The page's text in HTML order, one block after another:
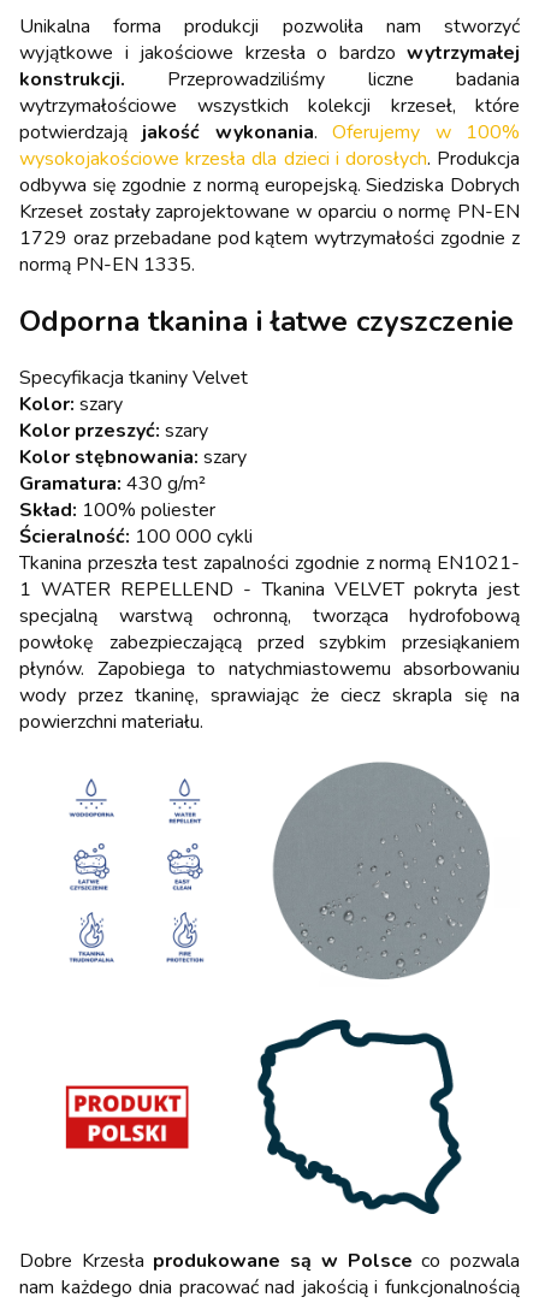
Unikalna forma produkcji pozwoliła nam stworzyć
wyjątkowe i jakościowe krzesła o bardzo wytrzymałej
konstrukcji. Przeprowadziliśmy liczne badania
wytrzymałościowe wszystkich kolekcji krzeseł, które
potwierdzająjakość wykonania.Oferujemy w 100%
wysokojakościowe krzesła dla dzieci i dorosłych. Produkcja
odbywa się zgodnie z normą europejską. Siedziska Dobrych
Krzeseł zostały zaprojektowane w oparciu o normę PN-EN
1729 oraz przebadane pod kątem wytrzymałości zgodnie z
normą PN-EN 1335.
Odporna tkanina i łatwe czyszczenie
Specyfikacja tkaniny Velvet
Kolor: szary
Kolor przeszyć: szary
Kolor stębnowania: szary
Gramatura: 430 g/m²
Skład: 100% poliester
Ścieralność: 100 000 cykli
Tkanina przeszła test zapalności zgodnie z normą EN1021-
1 WATER REPELLEND - Tkanina VELVET pokryta jest
specjalną warstwą ochronną, tworząca hydrofobową
powłokę zabezpieczającą przed szybkim przesiąkaniem
płynów. Zapobiega to natychmiastowemu absorbowaniu
wody przez tkaninę, sprawiając że ciecz skrapla się na
powierzchni materiału.
Dobre Krzesła produkowane są w Polsce co pozwala
nam każdego dnia pracować nad jakością i funkcjonalnością